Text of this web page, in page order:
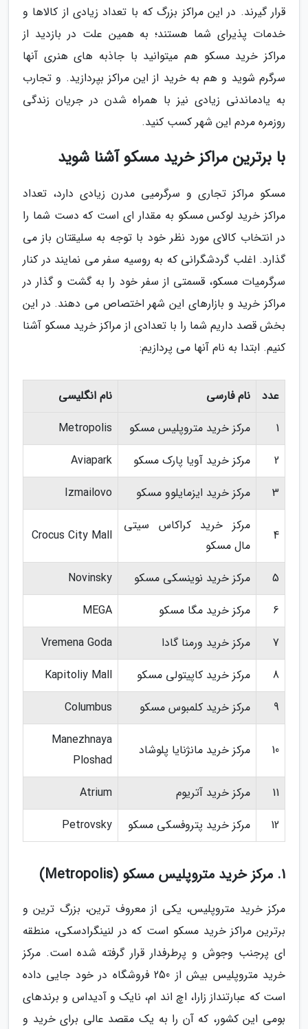
قرار گیرند. در این مراکز بزرگ که با تعداد زیادی از کالاها و
خدمات پذیرای شما هستند؛ به همین علت در بازدید از
مراکز خرید مسکو هم میتوانید با جاذبه های هنری آنها
سرگرم شوید و هم به خرید از این مراکز بپردازید. و تجارب
به یادماندنی زیادی نیز با همراه شدن در جریان زندگی
روزمره مردم این شهر کسب کنید.
با برترین مراکز خرید مسکو آشنا شوید
مسکو مراکز تجاری و سرگرمیی مدرن زیادی دارد، تعداد
مراکز خرید لوکس مسکو به مقدار ای است که دست شما را
در انتخاب کالای مورد نظر خود با توجه به سلیقتان باز می
گذارد. اغلب گردشگرانی که به روسیه سفر می نمایند در کنار
سرگرمیات مسکو، قسمتی از سفر خود را به گشت و گذار در
مراکز خرید و بازارهای این شهر اختصاص می دهند. در این
بخش قصد داریم شما را با تعدادی از مراکز خرید مسکو آشنا
کنیم. ابتدا به نام آنها می پردازیم:
عدد نام فارسی
نام انگلیسی
1
مرکز خرید متروپلیس مسکو
Metropolis
2
مرکز خرید آویا پارک مسکو
Aviapark
3
مرکز خرید ایزمایلوو مسکو Izmailovo
4
مرکز خرید کراکاس سیتی
مال مسکو
Crocus City Mall
5 مرکز خرید نوینسکی مسکو
Novinsky
6
مرکز خرید مگا مسکو
MEGA
7
مرکز خرید ورمنا گادا
Vremena Goda
8
مرکز خرید کاپیتولی مسکو
Kapitoliy Mall
9
مرکز خرید کلمبوس مسکو Columbus
10 مرکز خرید مانژنایا پلوشاد
Manezhnaya
Ploshad
11
مرکز خرید آتریوم
Atrium
12
مرکز خرید پتروفسکی مسکو Petrovsky
1. مرکز خرید متروپلیس مسکو (Metropolis)
مرکز خرید متروپلیس، یکی از معروف ترین، بزرگ ترین و
برترین مراکز خرید مسکو است که در لنینگرادسکی، منطقه
ای پرجنب وجوش و پرطرفدار قرار گرفته شده است. مرکز
خرید متروپلیس بیش از 250 فروشگاه در خود جایی داده
است که عبارتنداز زارا، اچ اند ام، نایک و آدیداس و برندهای
بومی این کشور، که آن را به یک مقصد عالی برای خرید و